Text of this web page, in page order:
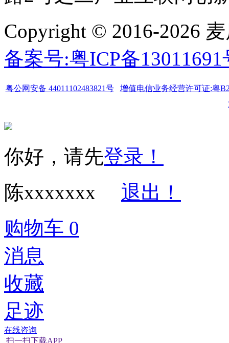
Copyright © 2016-2026
备案号:粤ICP备13011691
粤公网安备 44011102483821号
增值电信业务经营许可证:粤
你好，请先登录！
陈xxxxxxx
退出！
购物车 0
消息
收藏
足迹
在线咨询
扫一扫下载APP